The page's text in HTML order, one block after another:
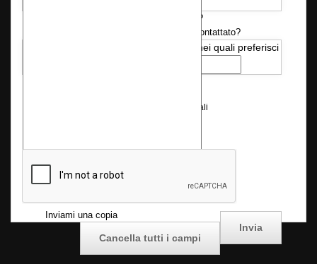
Disponi già delle autorizzazioni necessarie?
Quando desideri essere ricontattato?
Indica i giorni e l'orario nei quali preferisci
Consenso al trattamento dei dati personali
Inviami una copia